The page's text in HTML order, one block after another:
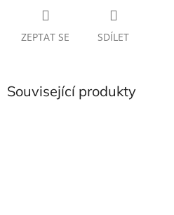
ZEPTAT SE SDÍLET
Související produkty